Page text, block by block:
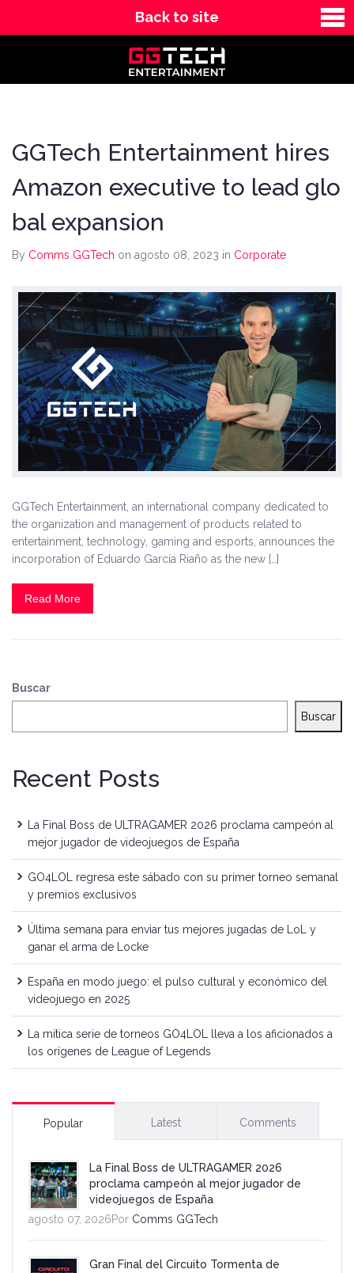
Back to site
Contact
GGTech Entertainment hires
Amazon executive to lead glo
bal expansion
By Comms GGTech on agosto 08, 2023 in Corporate
GGTech Entertainment, an international company dedicated to
the organization and management of products related to
entertainment, technology, gaming and esports, announces the
incorporation of Eduardo García Riaño as the new […]
Read More
Buscar
Buscar
Recent Posts
La Final Boss de ULTRAGAMER 2026 proclama campeón al
mejor jugador de videojuegos de España
GO4LOL regresa este sábado con su primer torneo semanal
y premios exclusivos
Última semana para enviar tus mejores jugadas de LoL y
ganar el arma de Locke
España en modo juego: el pulso cultural y económico del
videojuego en 2025
La mítica serie de torneos GO4LOL lleva a los aficionados a
los orígenes de League of Legends
Popular Latest Comments
La Final Boss de ULTRAGAMER 2026
proclama campeón al mejor jugador de
videojuegos de España
agosto 07, 2026Por Comms GGTech
Gran Final del Circuito Tormenta de